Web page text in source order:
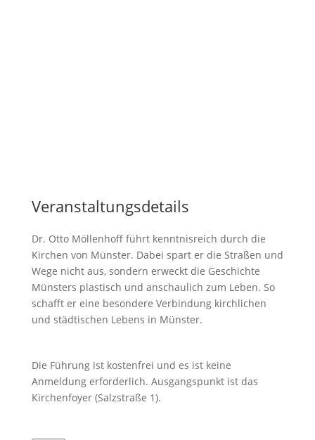
Veranstaltungsdetails
Dr. Otto Möllenhoff führt kenntnisreich durch die
Kirchen von Münster. Dabei spart er die Straßen und
Wege nicht aus, sondern erweckt die Geschichte
Münsters plastisch und anschaulich zum Leben. So
schafft er eine besondere Verbindung kirchlichen
und städtischen Lebens in Münster.
Die Führung ist kostenfrei und es ist keine
Anmeldung erforderlich. Ausgangspunkt ist das
Kirchenfoyer (Salzstraße 1).